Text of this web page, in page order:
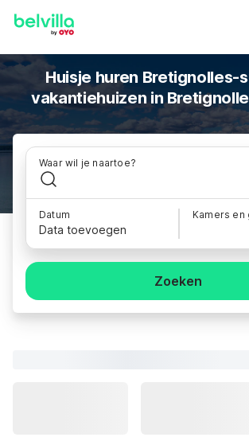
Huisje huren Bretignolles-
vakantiehuizen in
Waar wil je naartoe?
Datum
Data toevoegen
Kamers en
Zoeken